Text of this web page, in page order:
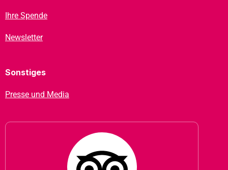
Ihre Spende
Newsletter
Sonstiges
Presse und Media